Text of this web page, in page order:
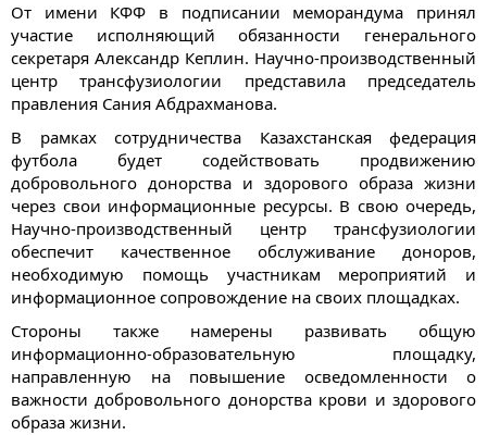
От имени КФФ в подписании меморандума принял
участие исполняющий обязанности генерального
секретаря Александр Кеплин. Научно-производственный
центр трансфузиологии представила председатель
правления Сания Абдрахманова.
В рамках сотрудничества Казахстанская федерация
футбола будет содействовать продвижению
добровольного донорства и здорового образа жизни
через свои информационные ресурсы. В свою очередь,
Научно-производственный центр трансфузиологии
обеспечит качественное обслуживание доноров,
необходимую помощь участникам мероприятий и
информационное сопровождение на своих площадках.
Стороны также намерены развивать общую
информационно-образовательную площадку,
направленную на повышение осведомленности о
важности добровольного донорства крови и здорового
образа жизни.